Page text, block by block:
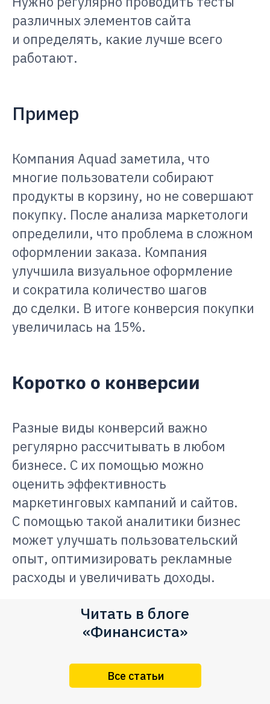
различных элементов сайта
и определять, какие лучше всего
работают.
Пример
Компания Aquad заметила, что
многие пользователи собирают
продукты в корзину, но не совершают
покупку. После анализа маркетологи
определили, что проблема в сложном
оформлении заказа. Компания
улучшила визуальное оформление
и сократила количество шагов
до сделки. В итоге конверсия покупки
увеличилась на 15%.
Коротко о конверсии
Разные виды конверсий важно
регулярно рассчитывать в любом
бизнесе. С их помощью можно
оценить эффективность
маркетинговых кампаний и сайтов.
С помощью такой аналитики бизнес
может улучшать пользовательский
опыт, оптимизировать рекламные
расходы и увеличивать доходы.
Все статьи
Читать в блоге
«Финансиста»